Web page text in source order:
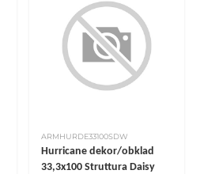
ARMHURDE33100SDW
Hurricane dekor/obklad
33,3x100 Struttura Daisy